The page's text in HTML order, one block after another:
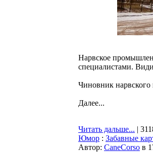
Нарвское
специалистами.
Чиновник нарвского
Далее...
Читать дальше... |
Юмор : Забавные
Автор: CaneCorso в